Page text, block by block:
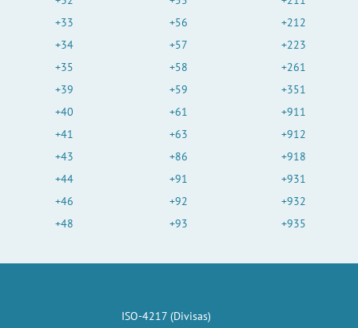
+33
+34
+35
+39
+40
+41
+43
+44
+46
+48
+56
+57
+58
+59
+61
+63
+86
+91
+92
+93
+212
+223
+261
+351
+911
+912
+918
+931
+932
+935
ISO-4217 (Divisas)